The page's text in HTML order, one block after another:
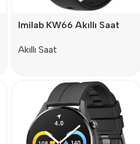
Imilab KW66 Akıllı Saat
Akıllı Saat